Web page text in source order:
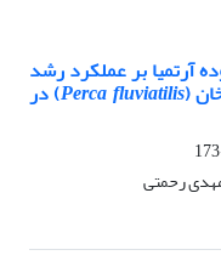
آرتمیا بر عملکرد رشد
(
Perca fluviatilis) در
مهدی رحمتی